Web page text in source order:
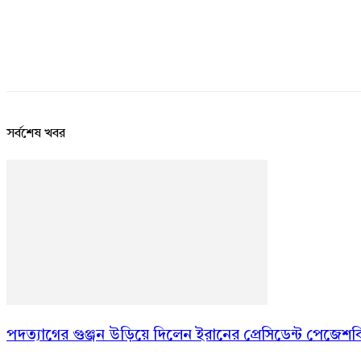
সর্বশেষ খবর
পদত্যাগের গুঞ্জন উড়িয়ে দিলেন ইরানের প্রেসিডেন্ট